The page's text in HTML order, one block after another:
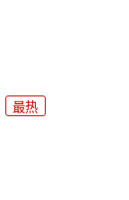
最热